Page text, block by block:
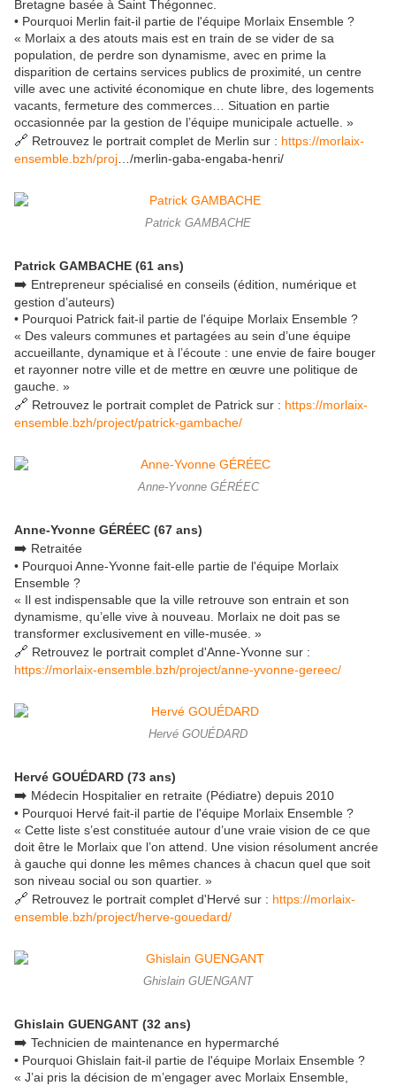
Bretagne basée à Saint Thégonnec.
• Pourquoi Merlin fait-il partie de l'équipe Morlaix Ensemble ?
« Morlaix a des atouts mais est en train de se vider de sa
population, de perdre son dynamisme, avec en prime la
disparition de certains services publics de proximité, un centre
ville avec une activité économique en chute libre, des logements
vacants, fermeture des commerces… Situation en partie
occasionnée par la gestion de l’équipe municipale actuelle. »
🔗 Retrouvez le portrait complet de Merlin sur : https://morlaix-
ensemble.bzh/proj …/merlin-gaba-engaba-henri/
Patrick GAMBACHE
Patrick GAMBACHE (61 ans)
➡️ Entrepreneur spécialisé en conseils (édition, numérique et
gestion d’auteurs)
• Pourquoi Patrick fait-il partie de l'équipe Morlaix Ensemble ?
« Des valeurs communes et partagées au sein d’une équipe
accueillante, dynamique et à l’écoute : une envie de faire bouger
et rayonner notre ville et de mettre en œuvre une politique de
gauche. »
🔗 Retrouvez le portrait complet de Patrick sur : https://morlaix-
ensemble.bzh/project/patrick-gambache/
Anne-Yvonne GÉRÉEC
Anne-Yvonne GÉRÉEC (67 ans)
➡️ Retraitée
• Pourquoi Anne-Yvonne fait-elle partie de l'équipe Morlaix
Ensemble ?
« Il est indispensable que la ville retrouve son entrain et son
dynamisme, qu’elle vive à nouveau. Morlaix ne doit pas se
transformer exclusivement en ville-musée. »
🔗 Retrouvez le portrait complet d'Anne-Yvonne sur :
https://morlaix-ensemble.bzh/project/anne-yvonne-gereec/
Hervé GOUÉDARD
Hervé GOUÉDARD (73 ans)
➡️ Médecin Hospitalier en retraite (Pédiatre) depuis 2010
• Pourquoi Hervé fait-il partie de l'équipe Morlaix Ensemble ?
« Cette liste s’est constituée autour d’une vraie vision de ce que
doit être le Morlaix que l’on attend. Une vision résolument ancrée
à gauche qui donne les mêmes chances à chacun quel que soit
son niveau social ou son quartier. »
🔗 Retrouvez le portrait complet d'Hervé sur : https://morlaix-
ensemble.bzh/project/herve-gouedard/
Ghislain GUENGANT
Ghislain GUENGANT (32 ans)
➡️ Technicien de maintenance en hypermarché
• Pourquoi Ghislain fait-il partie de l'équipe Morlaix Ensemble ?
« J’ai pris la décision de m’engager avec Morlaix Ensemble,